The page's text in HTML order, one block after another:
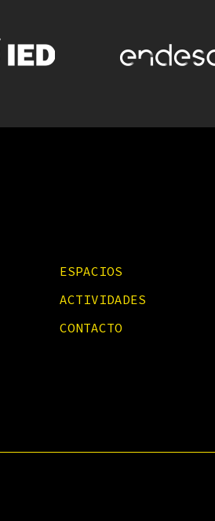
ESPACIOS
ACTIVIDADES
CONTACTO